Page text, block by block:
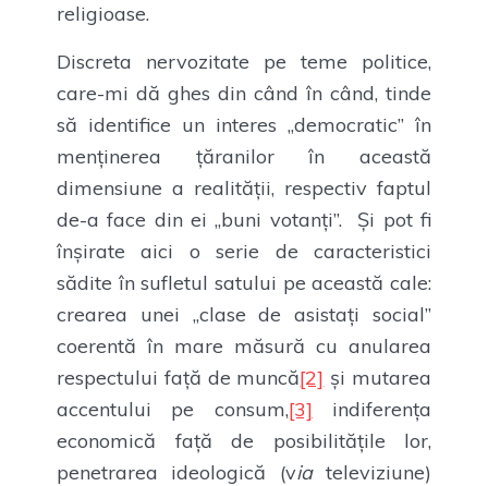
religioase.
Discreta nervozitate pe teme politice,
care-mi dă ghes din când în când, tinde
să identifice un interes „democratic” în
menținerea țăranilor în această
dimensiune a realității, respectiv faptul
de-a face din ei „buni votanți”. Și pot fi
înșirate aici o serie de caracteristici
sădite în sufletul satului pe această cale:
crearea unei „clase de asistați social”
coerentă în mare măsură cu anularea
respectului față de muncă[2] și mutarea
accentului pe consum,[3] indiferența
economică față de posibilitățile lor,
penetrarea ideologică (viateleviziune)